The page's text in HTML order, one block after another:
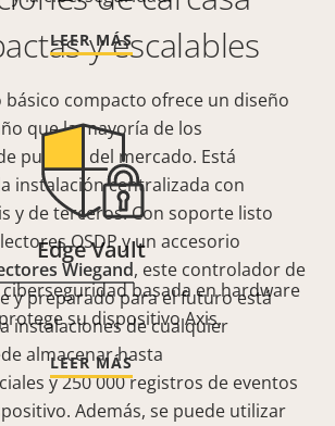
y escalables
básico compacto ofrece un diseño
que la mayoría de los
puertas del mercado. Está
instalación centralizada con
y de terceros. Con soporte listo
OSDP y un accesorio
Wiegand, este controlador de
y preparado para el futuro está
instalaciones de cualquier
almacenar hasta
y 250 000 registros de eventos
Además, se puede utilizar
LEER MÁS
Edge Vault
basada en hardware
su dispositivo Axis.
LEER MÁS